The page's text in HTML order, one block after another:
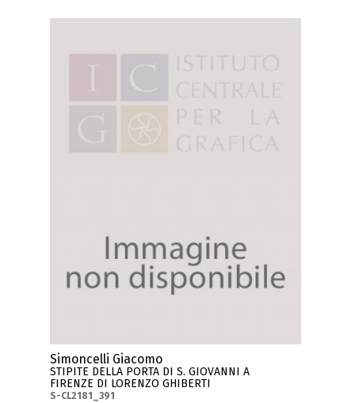
Simoncelli Giacomo
STIPITE DELLA PORTA DI S. GIOVANNI A
FIRENZE DI LORENZO GHIBERTI
S-CL2181_391